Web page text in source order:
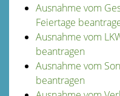
Ausnahme vom
Feiertage
Ausnahme vom
beantragen
Ausnahme vom
beantragen